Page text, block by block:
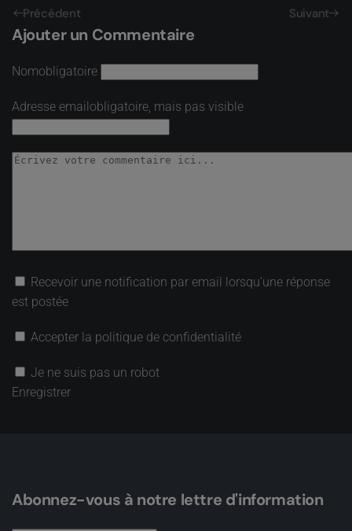
Précédent Suivant
Ajouter un Commentaire
Nomobligatoire
Adresse emailobligatoire, mais pas visible
Recevoir une notification par email lorsqu’une réponse
est postée
Accepter la politique de confidentialité
Je ne suis pas un robot
Enregistrer
Abonnez-vous à notre lettre d'information